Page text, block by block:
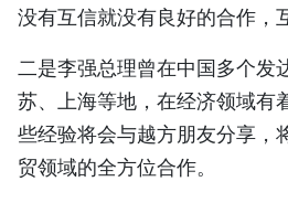
ESPAÑOL
没有互信就没有良好的合作，
二是李强总理曾在中国多个发
苏、上海等地，在经济领域有
些经验将会与越方朋友分享，
贸领域的全方位合作。